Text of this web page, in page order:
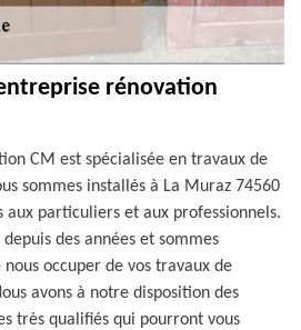
rénovation
CM est spécialisée en travaux de
sommes installés à La Muraz 74560
aux particuliers et aux professionnels.
des années et sommes
occuper de vos travaux de
avons à notre disposition des
très qualifiés qui pourront vous